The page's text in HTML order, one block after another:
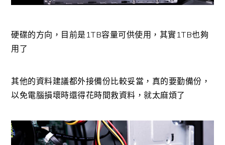
硬碟的方向，目前是1TB容量可供使用，其實1TB也夠
用了
其他的資料建議都外接備份比較妥當，真的要勤備份，
以免電腦損壞時還得花時間救資料，就太麻煩了